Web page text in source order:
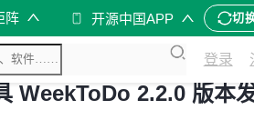
阵 开源中国APP 切
登录
WeekToDo 2.2.0 版本